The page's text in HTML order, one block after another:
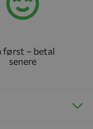
først – betal
senere